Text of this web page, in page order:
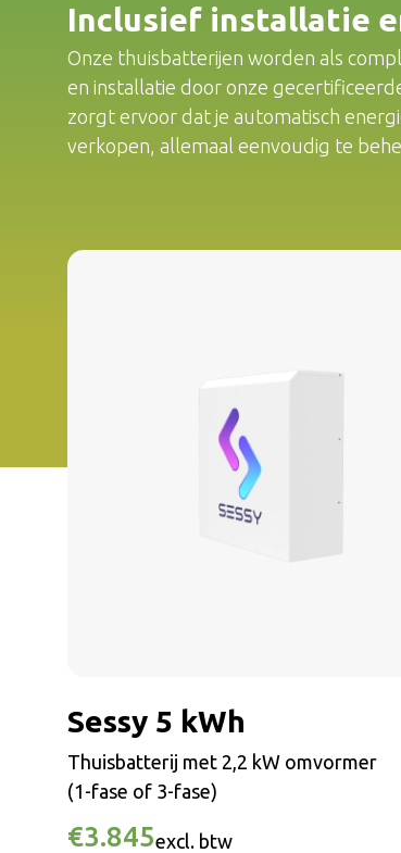
Inclusief installatie
Onze thuisbatterijen worden als
en installatie door onze
zorgt ervoor dat je automatisch
verkopen, allemaal eenvoudig te
Sessy 5 kWh
Thuisbatterij met 2,2 kW omvormer
(1-fase of 3-fase)
€3.845excl. btw